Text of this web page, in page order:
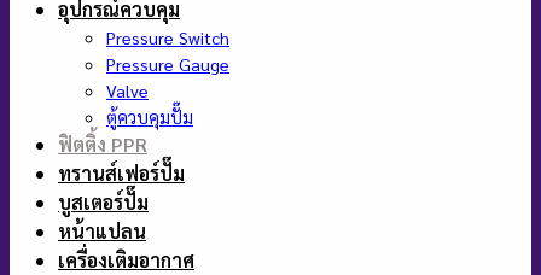
อุปกรณ์ควบคุม
Pressure Switch
Pressure Gauge
Valve
ตู้ควบคุมปั๊ม
ฟิตติ้ง PPR
ทรานส์เฟอร์ปั๊ม
บูสเตอร์ปั๊ม
หน้าแปลน
เครื่องเติมอากาศ